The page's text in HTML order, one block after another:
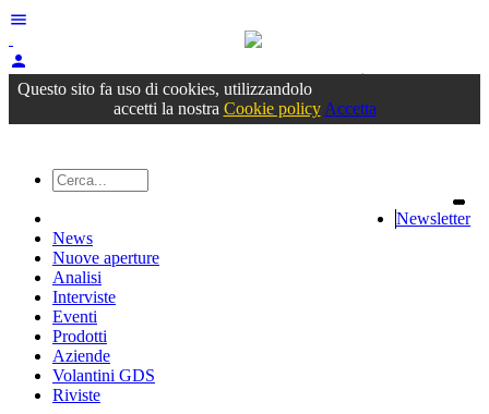
menu
person
Accedioppure registrati
Questo sito fa uso di cookies, utilizzandolo
accetti la nostra Cookie policy Accetta
Newsletter
News
Nuove aperture
Analisi
Interviste
Eventi
Prodotti
Aziende
Volantini GDS
Riviste